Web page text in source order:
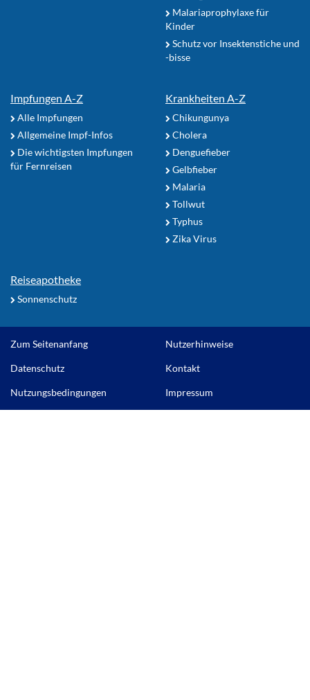
Malariaprophylaxe für
Kinder
Schutz vor Insektenstiche und
-bisse
Impfungen A-Z
Alle Impfungen
Allgemeine Impf-Infos
Die wichtigsten Impfungen
für Fernreisen
Krankheiten A-Z
Chikungunya
Cholera
Denguefieber
Gelbfieber
Malaria
Tollwut
Typhus
Zika Virus
Reiseapotheke
Sonnenschutz
Zum Seitenanfang Nutzerhinweise
Datenschutz Kontakt
Nutzungsbedingungen Impressum